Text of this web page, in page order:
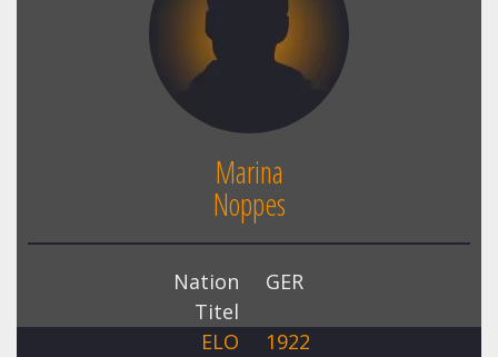
Marina
Noppes
Nation
GER
Titel
ELO
1922